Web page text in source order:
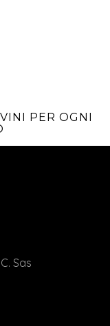
PER OGNI
Sas